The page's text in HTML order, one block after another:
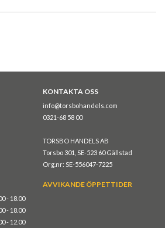
KONTAKTA OSS
info@torsbohandels.com
0321-68 58 00
TORSBO HANDELS AB
Torsbo 301, SE-523 60 Gällstad
Org.nr: SE-556047-7225
- 18.00
- 18.00
- 12.00
AVVIKANDE ÖPPETTIDER